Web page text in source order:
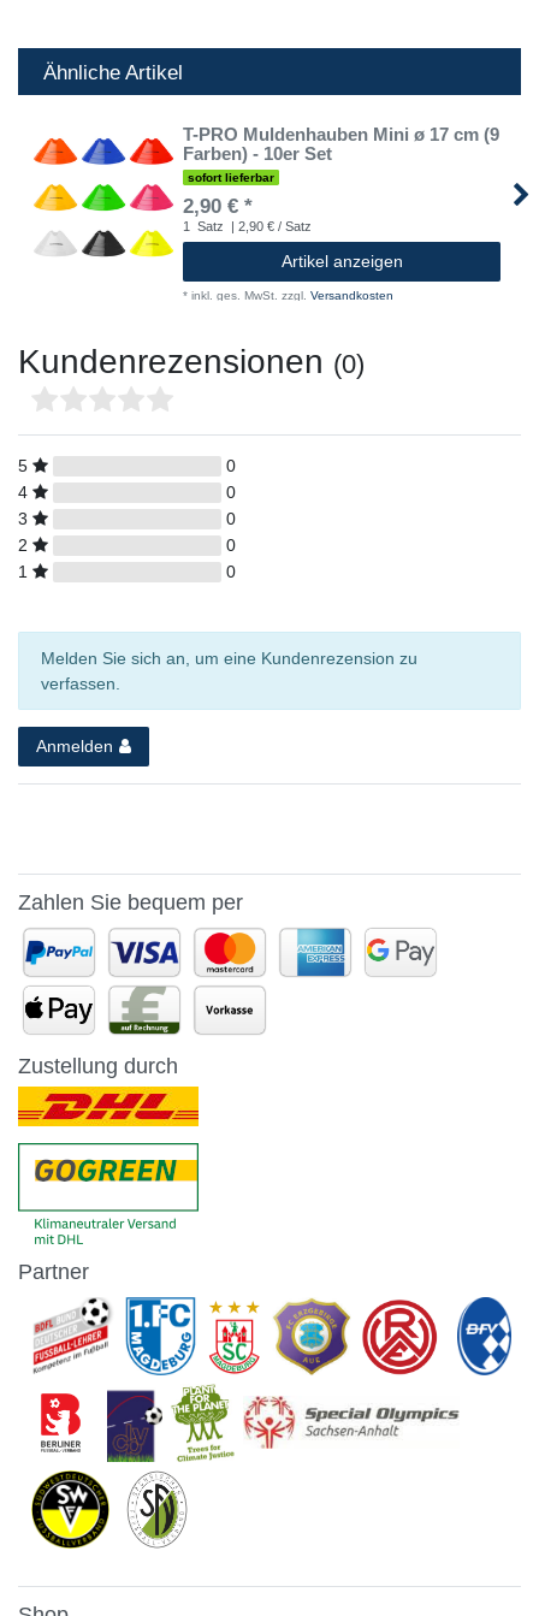
Ähnliche Artikel
T-PRO Muldenhauben Mini ø 17 cm (9
Farben) - 10er Set
sofort lieferbar
2,90 € *
1 Satz | 2,90 € / Satz
Artikel anzeigen
* inkl. ges. MwSt. zzgl. Versandkosten
Kundenrezensionen (0)
5
0
4
0
3
0
2
0
1
0
Melden Sie sich an, um eine Kundenrezension zu
verfassen.
Anmelden
Zahlen Sie bequem per
Zustellung durch
Partner